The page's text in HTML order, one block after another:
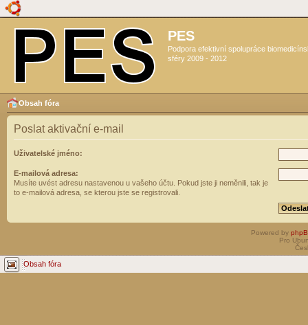
PES
Podpora efektivní spolupráce
sféry 2009 - 2012
Obsah fóra
Poslat aktivační e-mail
Uživatelské jméno:
E-mailová adresa:
Musíte uvést adresu nastavenou u vašeho účtu. Pokud jste ji neměnili, tak je
to e-mailová adresa, se kterou jste se registrovali.
Powered by
Pro
Obsah fóra